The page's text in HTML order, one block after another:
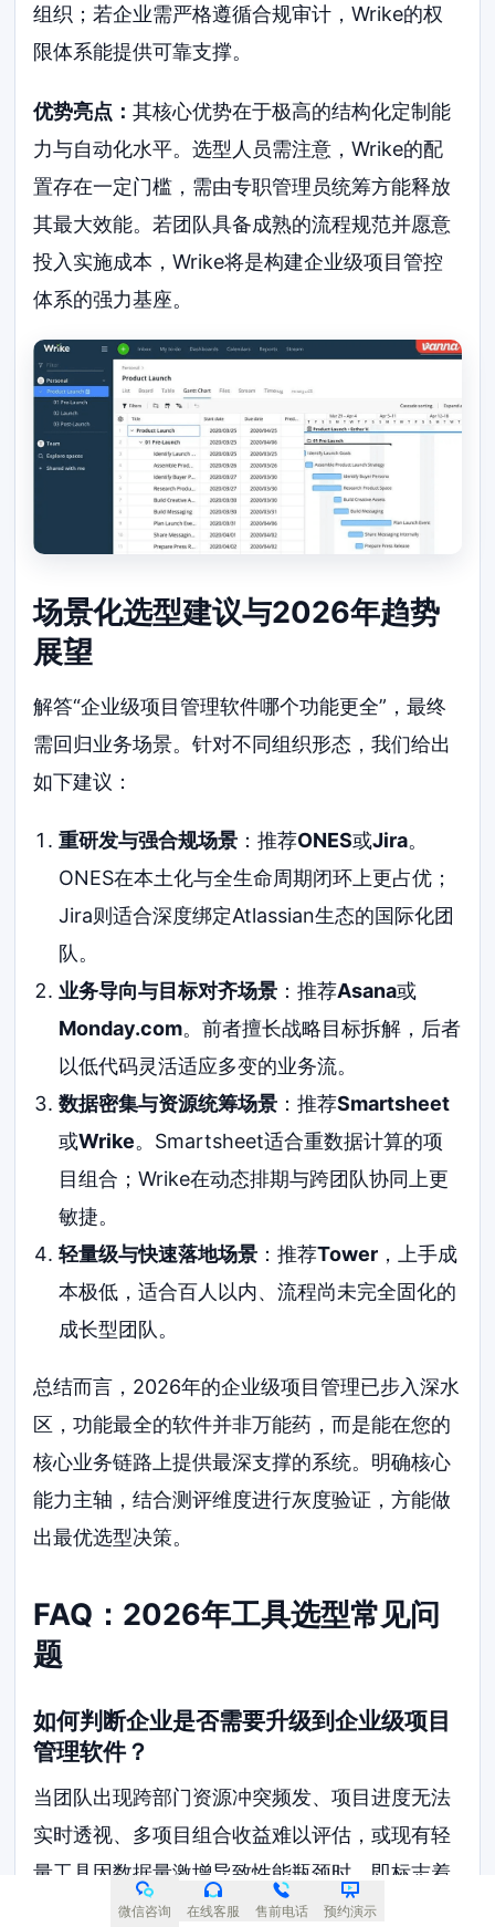
组织；若企业需严格遵循合规审计，Wrike的权
限体系能提供可靠支撑。
优势亮点：其核心优势在于极高的结构化定制能
力与自动化水平。选型人员需注意，Wrike的配
置存在一定门槛，需由专职管理员统筹方能释放
其最大效能。若团队具备成熟的流程规范并愿意
投入实施成本，Wrike将是构建企业级项目管控
体系的强力基座。
场景化选型建议与2026年趋势
展望
解答“企业级项目管理软件哪个功能更全”，最终
需回归业务场景。针对不同组织形态，我们给出
如下建议：
重研发与强合规场景：推荐ONES或Jira。
ONES在本土化与全生命周期闭环上更占优；
Jira则适合深度绑定Atlassian生态的国际化团
队。
业务导向与目标对齐场景：推荐Asana或
Monday.com。前者擅长战略目标拆解，后者
以低代码灵活适应多变的业务流。
数据密集与资源统筹场景：推荐Smartsheet
或Wrike。Smartsheet适合重数据计算的项
目组合；Wrike在动态排期与跨团队协同上更
敏捷。
轻量级与快速落地场景：推荐Tower，上手成
本极低，适合百人以内、流程尚未完全固化的
成长型团队。
总结而言，2026年的企业级项目管理已步入深水
区，功能最全的软件并非万能药，而是能在您的
核心业务链路上提供最深支撑的系统。明确核心
能力主轴，结合测评维度进行灰度验证，方能做
出最优选型决策。
FAQ：2026年工具选型常见问
题
如何判断企业是否需要升级到企业级项目
管理软件？
当团队出现跨部门资源冲突频发、项目进度无法
实时透视、多项目组合收益难以评估，或现有轻
量工具因数据量激增导致性能瓶颈时，即标志着
手动管理或基础工具已失效，必须引入企业级项
微信咨询 在线客服 售前电话 预约演示